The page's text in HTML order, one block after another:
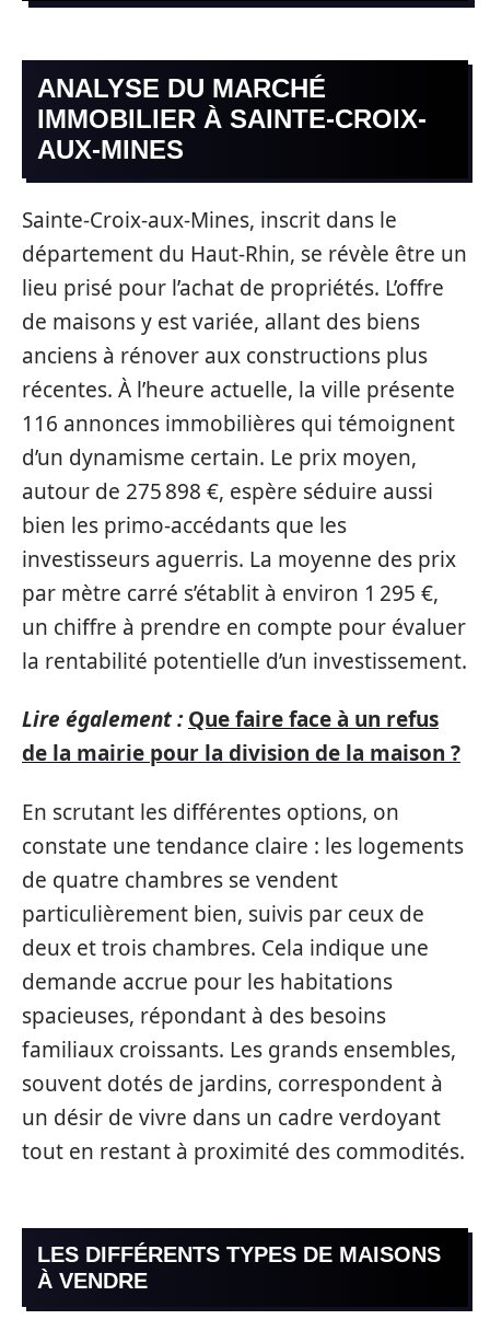
ANALYSE DU MARCHÉ
IMMOBILIER À SAINTE-CROIX-
AUX-MINES
Sainte-Croix-aux-Mines, inscrit dans le
département du Haut-Rhin, se révèle être un
lieu prisé pour l’achat de propriétés. L’offre
de maisons y est variée, allant des biens
anciens à rénover aux constructions plus
récentes. À l’heure actuelle, la ville présente
116 annonces immobilières qui témoignent
d’un dynamisme certain. Le prix moyen,
autour de 275 898 €, espère séduire aussi
bien les primo-accédants que les
investisseurs aguerris. La moyenne des prix
par mètre carré s’établit à environ 1 295 €,
un chiffre à prendre en compte pour évaluer
la rentabilité potentielle d’un investissement.
Lire également : Que faire face à un refus
de la mairie pour la division de la maison ?
En scrutant les différentes options, on
constate une tendance claire : les logements
de quatre chambres se vendent
particulièrement bien, suivis par ceux de
deux et trois chambres. Cela indique une
demande accrue pour les habitations
spacieuses, répondant à des besoins
familiaux croissants. Les grands ensembles,
souvent dotés de jardins, correspondent à
un désir de vivre dans un cadre verdoyant
tout en restant à proximité des commodités.
LES DIFFÉRENTS TYPES DE MAISONS
À VENDRE